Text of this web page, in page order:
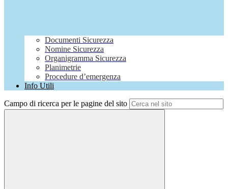
Documenti Sicurezza
Nomine Sicurezza
Organigramma Sicurezza
Planimetrie
Procedure d’emergenza
Info Utili
Campo di ricerca per le pagine del sito